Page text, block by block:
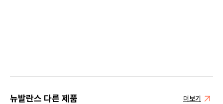
뉴발란스 다른 제품 더보기